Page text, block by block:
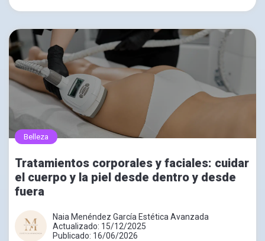
Belleza
Tratamientos corporales y faciales: cuidar
el cuerpo y la piel desde dentro y desde
fuera
Naia Menéndez García Estética Avanzada
Actualizado: 15/12/2025
Publicado: 16/06/2026